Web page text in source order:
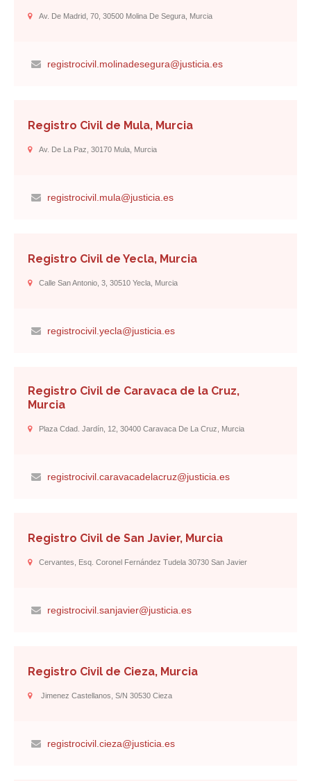
Av. De Madrid, 70, 30500 Molina De Segura, Murcia
registrocivil.molinadesegura@justicia.es
Registro Civil de Mula, Murcia
Av. De La Paz, 30170 Mula, Murcia
registrocivil.mula@justicia.es
Registro Civil de Yecla, Murcia
Calle San Antonio, 3, 30510 Yecla, Murcia
registrocivil.yecla@justicia.es
Registro Civil de Caravaca de la Cruz,
Murcia
Plaza Cdad. Jardín, 12, 30400 Caravaca De La Cruz, Murcia
registrocivil.caravacadelacruz@justicia.es
Registro Civil de San Javier, Murcia
Cervantes, Esq. Coronel Fernández Tudela 30730 San Javier
registrocivil.sanjavier@justicia.es
Registro Civil de Cieza, Murcia
Jimenez Castellanos, S/n 30530 Cieza
registrocivil.cieza@justicia.es